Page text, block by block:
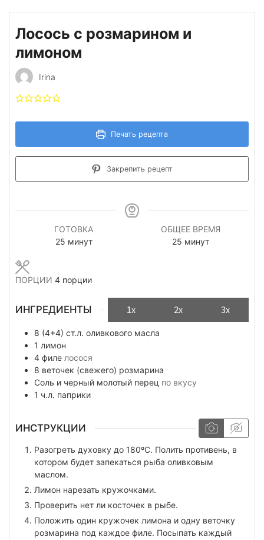
Лосось с розмарином и
лимоном
Irina
Печать рецепта
Закрепить рецепт
ГОТОВКА
25минуты
минут
ОБЩЕЕ ВРЕМЯ
25минуты
минут
ПОРЦИИ 4 порции
ИНГРЕДИЕНТЫ 1x 2x 3x
8 (4+4) ст.л. оливкового масла
1 лимон
4 филе лосося
8 веточек (свежего) розмарина
Соль и черный молотый перец по вкусу
1 ч.л. паприки
ИНСТРУКЦИИ
Разогреть духовку до 180ºС. Полить противень, в
котором будет запекаться рыба оливковым
маслом.
Лимон нарезать кружочками.
Проверить нет ли косточек в рыбе.
Положить один кружочек лимона и одну веточку
розмарина под каждое филе. Посыпать каждый